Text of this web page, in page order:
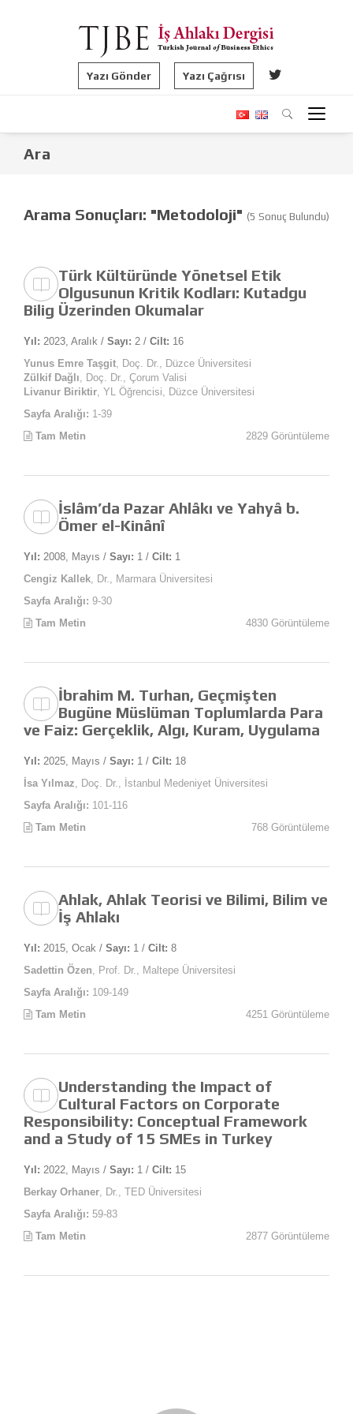
Yazı Gönder Yazı Çağrısı
Ara
Arama Sonuçları: "Metodoloji" (5 Sonuç Bulundu)
Türk Kültüründe Yönetsel Etik
Olgusunun Kritik Kodları: Kutadgu
Bilig Üzerinden Okumalar
Yıl: 2023, Aralık / Sayı: 2 / Cilt: 16
Yunus Emre Taşgit , Doç. Dr., Düzce Üniversitesi
Zülkif Dağlı , Doç. Dr., Çorum Valisi
Livanur Biriktir , YL Öğrencisi, Düzce Üniversitesi
Sayfa Aralığı: 1-39
Tam Metin
2829 Görüntüleme
İslâm’da Pazar Ahlâkı ve Yahyâ b.
Ömer el-Kinânî
Yıl: 2008, Mayıs / Sayı: 1 / Cilt: 1
Cengiz Kallek , Dr., Marmara Üniversitesi
Sayfa Aralığı: 9-30
Tam Metin
4830 Görüntüleme
İbrahim M. Turhan, Geçmişten
Bugüne Müslüman Toplumlarda Para
ve Faiz: Gerçeklik, Algı, Kuram, Uygulama
Yıl: 2025, Mayıs / Sayı: 1 / Cilt: 18
İsa Yılmaz , Doç. Dr., İstanbul Medeniyet Üniversitesi
Sayfa Aralığı: 101-116
Tam Metin
768 Görüntüleme
Ahlak, Ahlak Teorisi ve Bilimi, Bilim ve
İş Ahlakı
Yıl: 2015, Ocak / Sayı: 1 / Cilt: 8
Sadettin Özen , Prof. Dr., Maltepe Üniversitesi
Sayfa Aralığı: 109-149
Tam Metin
4251 Görüntüleme
Understanding the Impact of
Cultural Factors on Corporate
Responsibility: Conceptual Framework
and a Study of 15 SMEs in Turkey
Yıl: 2022, Mayıs / Sayı: 1 / Cilt: 15
Berkay Orhaner , Dr., TED Üniversitesi
Sayfa Aralığı: 59-83
Tam Metin
2877 Görüntüleme